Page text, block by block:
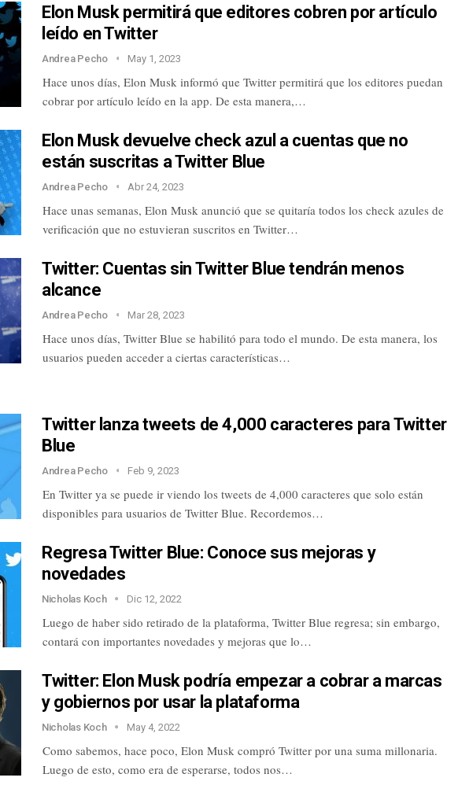
Elon Musk permitirá que editores cobren por artículo
leído en Twitter
Andrea Pecho May 1, 2023
Hace unos días, Elon Musk informó que Twitter permitirá que los editores puedan
cobrar por artículo leído en la app. De esta manera,…
Elon Musk devuelve check azul a cuentas que no
están suscritas a Twitter Blue
Andrea Pecho Abr 24, 2023
Hace unas semanas, Elon Musk anunció que se quitaría todos los check azules de
verificación que no estuvieran suscritos en Twitter…
Twitter: Cuentas sin Twitter Blue tendrán menos
alcance
Andrea Pecho Mar 28, 2023
Hace unos días, Twitter Blue se habilitó para todo el mundo. De esta manera, los
usuarios pueden acceder a ciertas características…
Twitter lanza tweets de 4,000 caracteres para Twitter
Blue
Andrea Pecho Feb 9, 2023
En Twitter ya se puede ir viendo los tweets de 4,000 caracteres que solo están
disponibles para usuarios de Twitter Blue. Recordemos…
Regresa Twitter Blue: Conoce sus mejoras y
novedades
Nicholas Koch Dic 12, 2022
Luego de haber sido retirado de la plataforma, Twitter Blue regresa; sin embargo,
contará con importantes novedades y mejoras que lo…
Twitter: Elon Musk podría empezar a cobrar a marcas
y gobiernos por usar la plataforma
Nicholas Koch May 4, 2022
Como sabemos, hace poco, Elon Musk compró Twitter por una suma millonaria.
Luego de esto, como era de esperarse, todos nos…